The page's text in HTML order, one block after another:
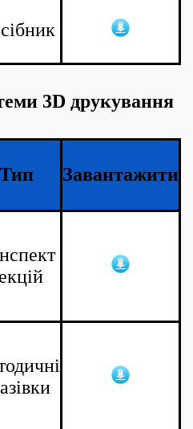
3D друкування
Тип Завантажити